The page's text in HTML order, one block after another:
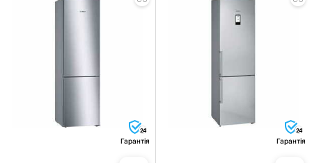
24
Гарантія
24
Гарантія